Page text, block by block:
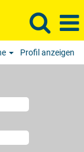
Profil anzeigen